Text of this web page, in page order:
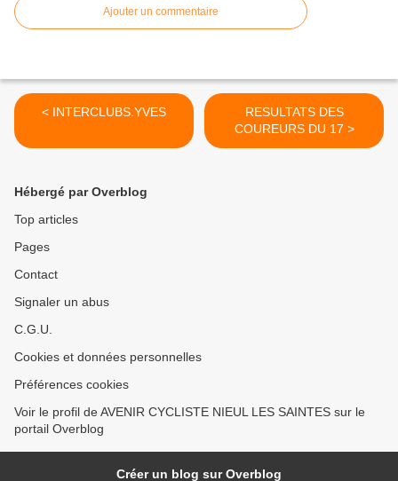
Ajouter un commentaire
< INTERCLUBS.YVES
RESULTATS DES
COUREURS DU 17 >
Hébergé par Overblog
Top articles
Pages
Contact
Signaler un abus
C.G.U.
Cookies et données personnelles
Préférences cookies
Voir le profil de AVENIR CYCLISTE NIEUL LES SAINTES sur le
portail Overblog
Créer un blog sur Overblog